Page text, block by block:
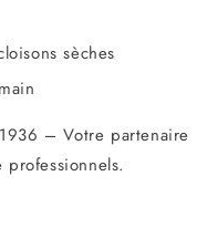
sèches
– Votre partenaire